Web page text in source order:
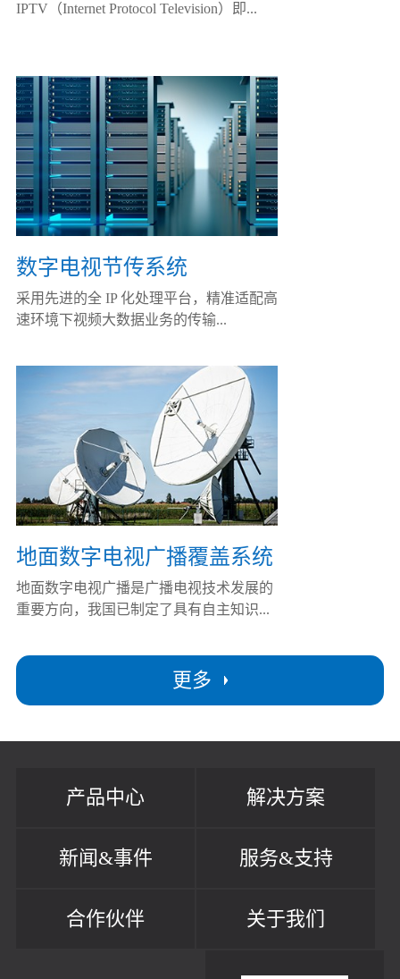
更多
IPTV（Internet Protocol Television）即...
数字电视节传系统
采用先进的全 IP 化处理平台，精准适配高
速环境下视频大数据业务的传输...
地面数字电视广播覆盖系统
地面数字电视广播是广播电视技术发展的
重要方向，我国已制定了具有自主知识...
产品中心 解决方案
新闻&事件 服务&支持
合作伙伴 关于我们